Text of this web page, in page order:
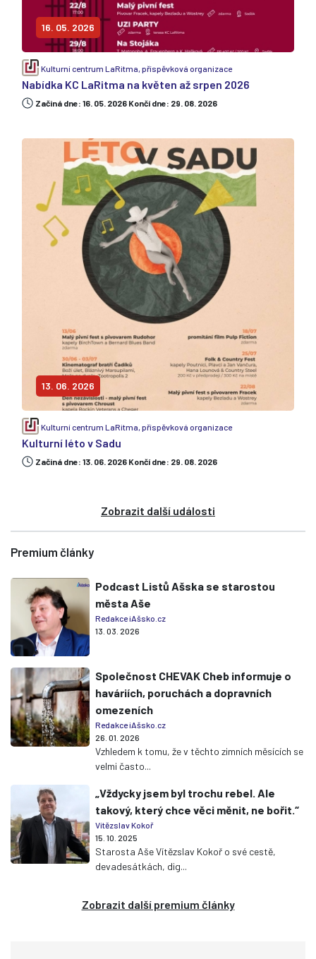
16. 05. 2026
Kulturní centrum LaRitma, příspěvková organizace
Nabídka KC LaRitma na květen až srpen 2026
Začiná dne: 16. 05. 2026 Končí dne: 29. 08. 2026
13. 06. 2026
Kulturní centrum LaRitma, příspěvková organizace
Kulturní léto v Sadu
Začiná dne: 13. 06. 2026 Končí dne: 29. 08. 2026
Zobrazit další události
Premium články
Podcast Listů Ašska se starostou
města Aše
Redakce iAšsko.cz
13. 03. 2026
Společnost CHEVAK Cheb informuje o
haváriích, poruchách a dopravních
omezeních
Redakce iAšsko.cz
26. 01. 2026
Vzhledem k tomu, že v těchto zimních měsících se
velmi často...
„Vždycky jsem byl trochu rebel. Ale
takový, který chce věci měnit, ne bořit.“
Vítězslav Kokoř
15. 10. 2025
Starosta Aše Vítězslav Kokoř o své cestě,
devadesátkách, dig...
Zobrazit další premium články